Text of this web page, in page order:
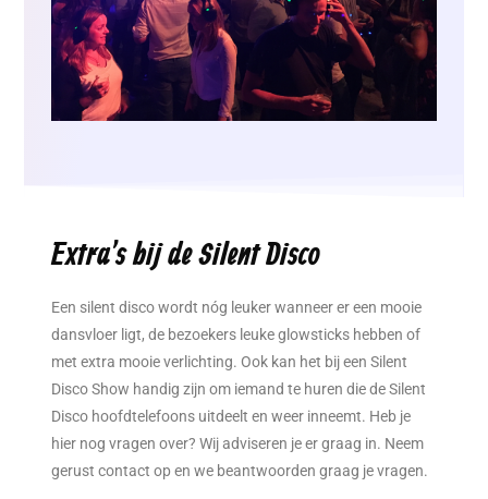
Extra's bij de Silent Disco
Een silent disco wordt nóg leuker wanneer er een mooie
dansvloer ligt, de bezoekers leuke glowsticks hebben of
met extra mooie verlichting. Ook kan het bij een Silent
Disco Show handig zijn om iemand te huren die de Silent
Disco hoofdtelefoons uitdeelt en weer inneemt. Heb je
hier nog vragen over? Wij adviseren je er graag in. Neem
gerust contact op en we beantwoorden graag je vragen.